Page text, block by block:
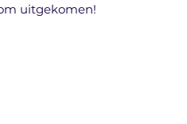
uitgekomen!